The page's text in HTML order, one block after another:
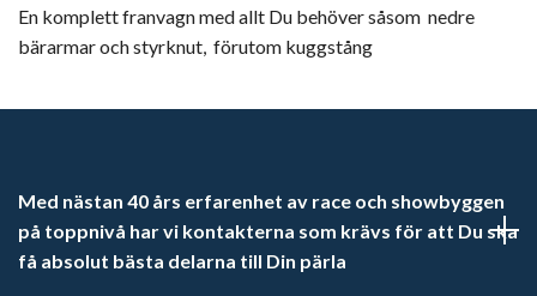
En komplett franvagn med allt Du behöver såsom nedre
bärarmar och styrknut, förutom kuggstång
Med nästan 40 års erfarenhet av race och showbyggen
på toppnivå har vi kontakterna som krävs för att Du ska
få absolut bästa delarna till Din pärla